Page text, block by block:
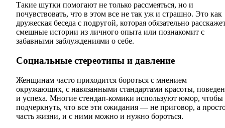
Такие шутки помогают не только рассмеяться, но и
почувствовать, что в этом все не так уж и страшно. Это как
дружеская беседа с подругой, которая обязательно
смешные истории из личного опыта или познакомит с
забавными заблуждениями о себе.
Социальные стереотипы и давление
Женщинам часто приходится бороться с мнением
окружающих, с навязанными стандартами красоты,
и успеха. Многие стендап-комики используют юмор, чтобы
подчеркнуть, что все эти ожидания — не приговор, а
часть жизни, и с ними можно и нужно бороться.